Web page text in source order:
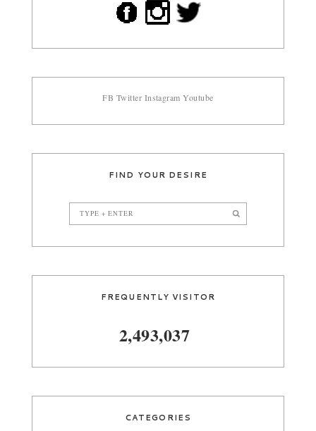
FB Twitter Instagram Youtube
FIND YOUR DESIRE
FREQUENTLY VISITOR
2,493,037
CATEGORIES